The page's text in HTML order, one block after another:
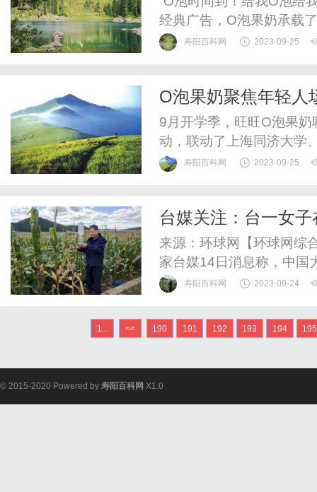
经典广告，O泡果奶承载
寿阳百科网 2023-09-25
O泡果奶聚焦年轻人
9月开学季，旺旺O泡果
动，联动了上海同济大学
大学、厦门大学等校园内
提产品惊喜开学福利，另
寿阳百科网 2023-09-25
台媒关注：台一女
人”被撵走
来源：环球网【环球网综
家台媒14日消息称，中国
寿阳百科网 2023-09-24
1... << 190 191 192 193 194 195
© 2015-2020 Powered by 寿阳百科网 X1.0